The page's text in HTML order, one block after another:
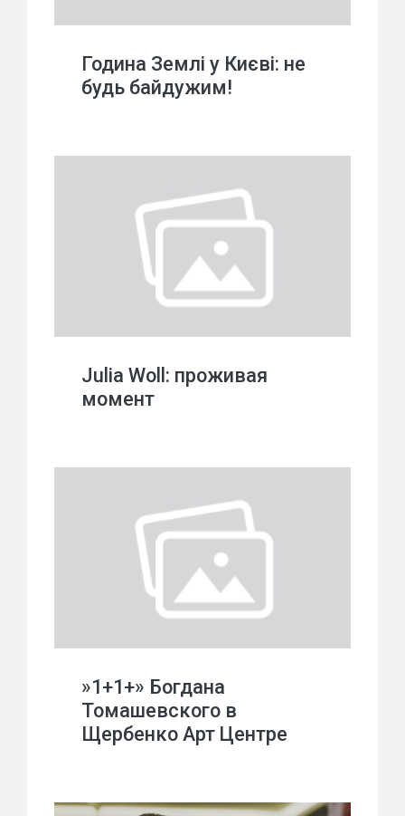
Година Землі у Києві: не
будь байдужим!
Julia Woll: проживая
момент
»1+1+» Богдана
Томашевского в
Щербенко Арт Центре